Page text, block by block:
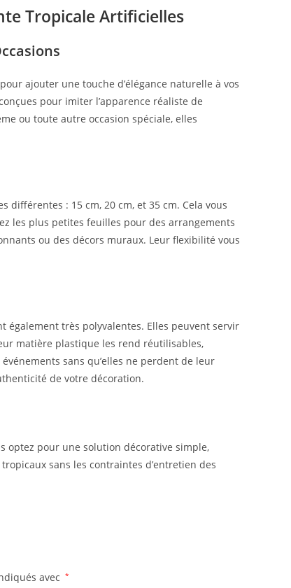
Tropicale Artificielles
ajouter une touche d’élégance naturelle à vos
pour imiter l’apparence réaliste de
ou toute autre occasion spéciale, elles
: 15 cm, 20 cm, et 35 cm. Cela vous
les plus petites feuilles pour des arrangements
ou des décors muraux. Leur flexibilité vous
également très polyvalentes. Elles peuvent servir
matière plastique les rend réutilisables,
sans qu’elles ne perdent de leur
de votre décoration.
optez pour une solution décorative simple,
sans les contraintes d’entretien des
avec *